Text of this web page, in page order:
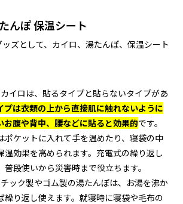
んぽ 保温シート
ズとして、カイロ、湯たんぽ、保温シート
イロは、貼るタイプと貼らないタイプがあ
プは衣類の上から直接肌に触れないように
お腹や背中、腰などに貼ると効果的です。
ポケットに入れて手を温めたり、寝袋の中
温効果を高められます。充電式の繰り返し
段使いから災害時まで役立ちます。
ック製やゴム製の湯たんぽは、お湯を沸か
繰り返し使えます。就寝時に寝袋や毛布の